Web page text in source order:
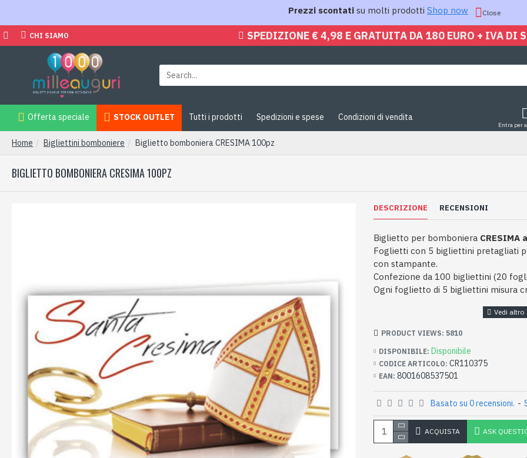
Prezzi scontati su molti prodotti Shop now Close
CHI SIAMO SPEDIZIONE € 4,98 E GRATUITA DA 180 EURO + IVA DI
Offerta speciale STOCK OUTLET Tutti i prodotti Spedizioni e spese Condizioni di vendita
Entra per
Home Bigliettini bomboniere Biglietto bomboniera CRESIMA 100pz
BIGLIETTO BOMBONIERA CRESIMA 100PZ
DESCRIZIONE RECENSIONI
Biglietto per bomboniera CRESIMA
Foglietti con 5 bigliettini pretagliati
con stampante.
Confezione da 100 bigliettini (20
Ogni foglietto di 5 bigliettini misura
DISPONIBILE: Disponibile
CODICE ARTICOLO: CR110375
EAN: 8001608537501
PRODUCT VIEWS: 5810
Basato su 0 recensioni. -
ACQUISTA ASK